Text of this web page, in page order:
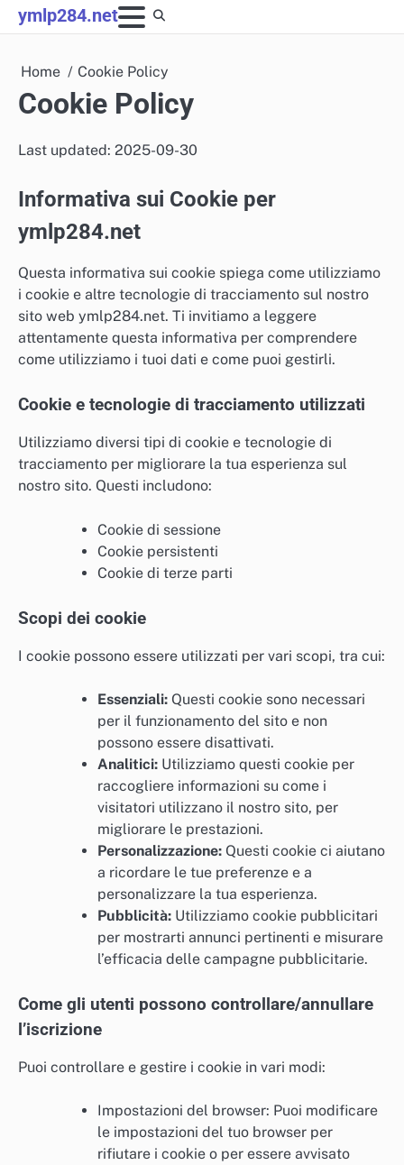
Skip
to
ymlp284.net
Home Cookie Policy
Cookie Policy
Last updated: 2025-09-30
Informativa sui Cookie per
ymlp284.net
Questa informativa sui cookie spiega come utilizziamo
i cookie e altre tecnologie di tracciamento sul nostro
sito web ymlp284.net. Ti invitiamo a leggere
attentamente questa informativa per comprendere
come utilizziamo i tuoi dati e come puoi gestirli.
Cookie e tecnologie di tracciamento utilizzati
Utilizziamo diversi tipi di cookie e tecnologie di
tracciamento per migliorare la tua esperienza sul
nostro sito. Questi includono:
Cookie di sessione
Cookie persistenti
Cookie di terze parti
Scopi dei cookie
I cookie possono essere utilizzati per vari scopi, tra cui:
Essenziali: Questi cookie sono necessari
per il funzionamento del sito e non
possono essere disattivati.
Analitici: Utilizziamo questi cookie per
raccogliere informazioni su come i
visitatori utilizzano il nostro sito, per
migliorare le prestazioni.
Personalizzazione: Questi cookie ci aiutano
a ricordare le tue preferenze e a
personalizzare la tua esperienza.
Pubblicità: Utilizziamo cookie pubblicitari
per mostrarti annunci pertinenti e misurare
l’efficacia delle campagne pubblicitarie.
Come gli utenti possono controllare/annullare
l’iscrizione
Puoi controllare e gestire i cookie in vari modi:
Impostazioni del browser: Puoi modificare
le impostazioni del tuo browser per
rifiutare i cookie o per essere avvisato